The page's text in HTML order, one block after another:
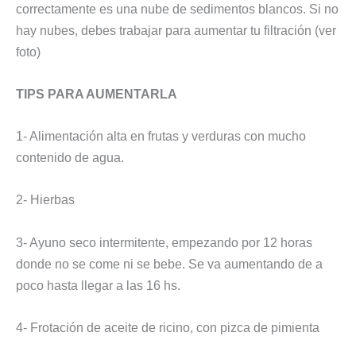
correctamente es una nube de sedimentos blancos. Si no
hay nubes, debes trabajar para aumentar tu filtración (ver
foto)
TIPS PARA AUMENTARLA
1- Alimentación alta en frutas y verduras con mucho
contenido de agua.
2- Hierbas
3- Ayuno seco intermitente, empezando por 12 horas
donde no se come ni se bebe. Se va aumentando de a
poco hasta llegar a las 16 hs.
4- Frotación de aceite de ricino, con pizca de pimienta